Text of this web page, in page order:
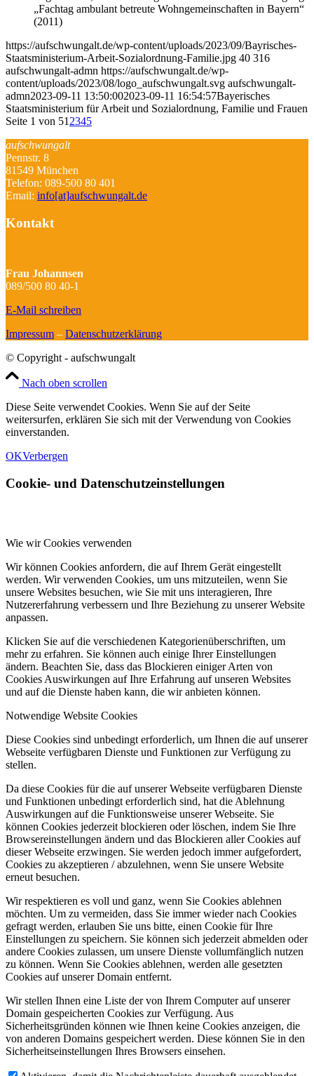
„Fachtag ambulant betreute Wohngemeinschaften in Bayern“
(2011)
https://aufschwungalt.de/wp-content/uploads/2023/09/Bayrisches-
Staatsministerium-Arbeit-Sozialordnung-Familie.jpg 40 316
aufschwungalt-admn https://aufschwungalt.de/wp-
content/uploads/2023/08/logo_aufschwungalt.svg aufschwungalt-
admn2023-09-11 13:50:002023-09-11 16:54:57Bayerisches
Staatsministerium für Arbeit und Sozialordnung, Familie und Frauen
Seite 1 von 51 2345
aufschwungalt
Pennstr. 8
81549 München
Telefon: 089-500 80 401
Email: info[at]aufschwungalt.de
Kontakt
Frau Johannsen
089/500 80 40-1
E-Mail schreiben
Impressum – Datenschutzerklärung
© Copyright - aufschwungalt
Nach oben scrollen
Diese Seite verwendet Cookies. Wenn Sie auf der Seite
weitersurfen, erklären Sie sich mit der Verwendung von Cookies
einverstanden.
OKVerbergen
Cookie- und Datenschutzeinstellungen
Wie wir Cookies verwenden
Wir können Cookies anfordern, die auf Ihrem Gerät eingestellt
werden. Wir verwenden Cookies, um uns mitzuteilen, wenn Sie
unsere Websites besuchen, wie Sie mit uns interagieren, Ihre
Nutzererfahrung verbessern und Ihre Beziehung zu unserer Website
anpassen.
Klicken Sie auf die verschiedenen Kategorienüberschriften, um
mehr zu erfahren. Sie können auch einige Ihrer Einstellungen
ändern. Beachten Sie, dass das Blockieren einiger Arten von
Cookies Auswirkungen auf Ihre Erfahrung auf unseren Websites
und auf die Dienste haben kann, die wir anbieten können.
Notwendige Website Cookies
Diese Cookies sind unbedingt erforderlich, um Ihnen die auf unserer
Webseite verfügbaren Dienste und Funktionen zur Verfügung zu
stellen.
Da diese Cookies für die auf unserer Webseite verfügbaren Dienste
und Funktionen unbedingt erforderlich sind, hat die Ablehnung
Auswirkungen auf die Funktionsweise unserer Webseite. Sie
können Cookies jederzeit blockieren oder löschen, indem Sie Ihre
Browsereinstellungen ändern und das Blockieren aller Cookies auf
dieser Webseite erzwingen. Sie werden jedoch immer aufgefordert,
Cookies zu akzeptieren / abzulehnen, wenn Sie unsere Website
erneut besuchen.
Wir respektieren es voll und ganz, wenn Sie Cookies ablehnen
möchten. Um zu vermeiden, dass Sie immer wieder nach Cookies
gefragt werden, erlauben Sie uns bitte, einen Cookie für Ihre
Einstellungen zu speichern. Sie können sich jederzeit abmelden oder
andere Cookies zulassen, um unsere Dienste vollumfänglich nutzen
zu können. Wenn Sie Cookies ablehnen, werden alle gesetzten
Cookies auf unserer Domain entfernt.
Wir stellen Ihnen eine Liste der von Ihrem Computer auf unserer
Domain gespeicherten Cookies zur Verfügung. Aus
Sicherheitsgründen können wie Ihnen keine Cookies anzeigen, die
von anderen Domains gespeichert werden. Diese können Sie in den
Sicherheitseinstellungen Ihres Browsers einsehen.